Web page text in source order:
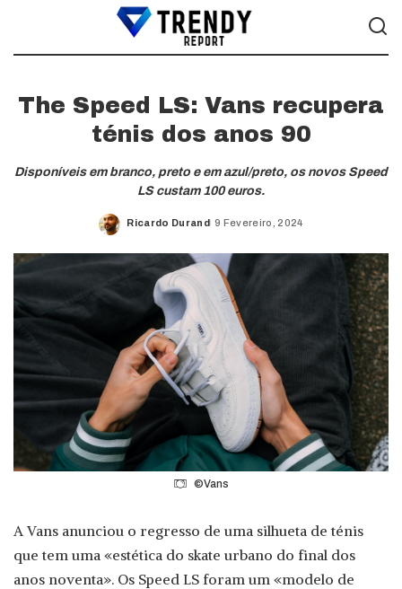
The Speed LS: Vans recupera
ténis dos anos 90
Disponíveis em branco, preto e em azul/preto, os novos Speed
LS custam 100 euros.
Posted
Ricardo Durand 9 Fevereiro, 2024
©Vans
A Vans anunciou o regresso de uma silhueta de ténis
que tem uma «estética do skate urbano do final dos
anos noventa». Os Speed LS foram um «modelo de